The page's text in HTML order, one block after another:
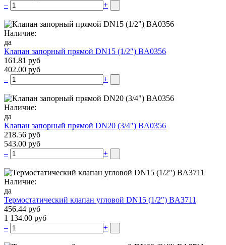
–
+
Наличие:
да
Клапан запорный прямой DN15 (1/2″) BA0356
161.81 руб
402.00 руб
–
+
Наличие:
да
Клапан запорный прямой DN20 (3/4″) BA0356
218.56 руб
543.00 руб
–
+
Наличие:
да
Термостатический клапан угловой DN15 (1/2″) BA3711
456.44 руб
1 134.00 руб
–
+